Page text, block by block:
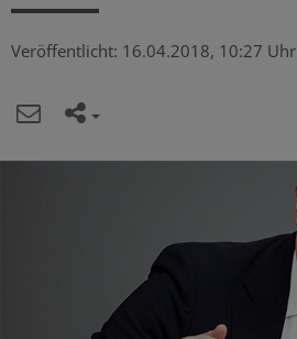
Veröffentlicht: 16.04.2018, 10:27 Uhr